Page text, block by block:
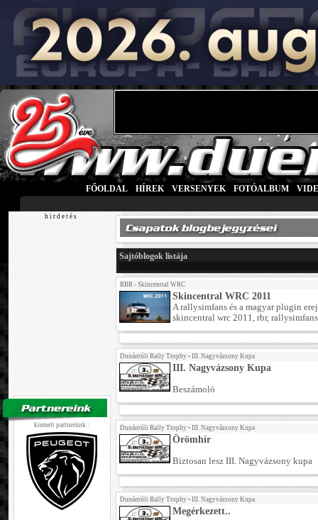
FŐOLDAL HÍREK VERSENYEK FOTÓALBUM
h i r d e t é s
kiemelt partnerünk :
Sajtóblogok listája
RBR - Skincentral WRC
Skincentral WRC 2011
A rallysimfans és a magyar plugin
skincentral wrc 2011, rbr,
Dunántúli Rally Trophy • III. Nagyvázsony Kupa
III. Nagyvázsony Kupa
Beszámoló
Dunántúli Rally Trophy • III. Nagyvázsony Kupa
Örömhír
Biztosan lesz III. Nagyvázsony kupa
Dunántúli Rally Trophy • III. Nagyvázsony Kupa
Megérkezett..